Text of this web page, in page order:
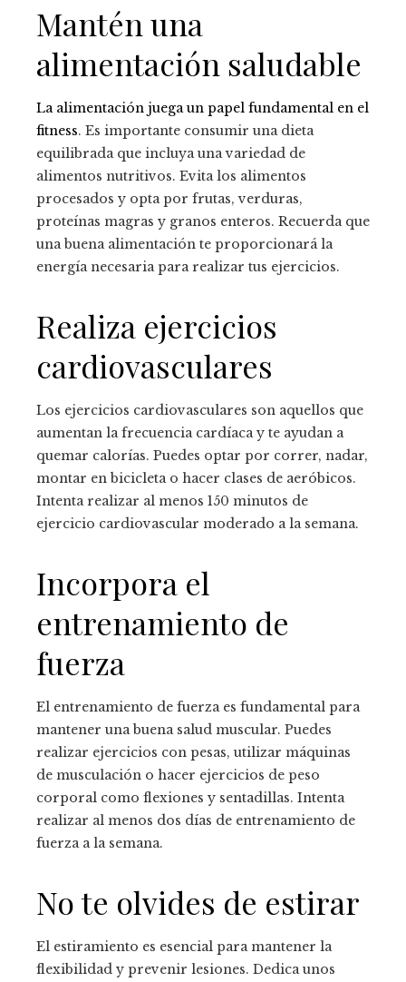
Mantén una
alimentación saludable
La alimentación juega un papel fundamental en el
fitness. Es importante consumir una dieta
equilibrada que incluya una variedad de
alimentos nutritivos. Evita los alimentos
procesados y opta por frutas, verduras,
proteínas magras y granos enteros. Recuerda que
una buena alimentación te proporcionará la
energía necesaria para realizar tus ejercicios.
Realiza ejercicios
cardiovasculares
Los ejercicios cardiovasculares son aquellos que
aumentan la frecuencia cardíaca y te ayudan a
quemar calorías. Puedes optar por correr, nadar,
montar en bicicleta o hacer clases de aeróbicos.
Intenta realizar al menos 150 minutos de
ejercicio cardiovascular moderado a la semana.
Incorpora el
entrenamiento de
fuerza
El entrenamiento de fuerza es fundamental para
mantener una buena salud muscular. Puedes
realizar ejercicios con pesas, utilizar máquinas
de musculación o hacer ejercicios de peso
corporal como flexiones y sentadillas. Intenta
realizar al menos dos días de entrenamiento de
fuerza a la semana.
No te olvides de estirar
El estiramiento es esencial para mantener la
flexibilidad y prevenir lesiones. Dedica unos